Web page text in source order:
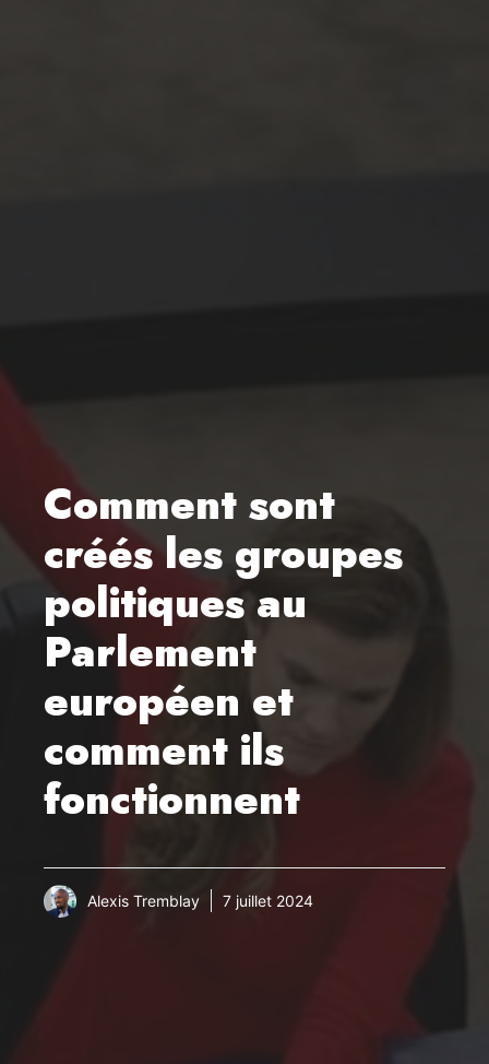
Comment sont
créés les groupes
politiques au
Parlement
européen et
comment ils
fonctionnent
Alexis Tremblay 7 juillet 2024